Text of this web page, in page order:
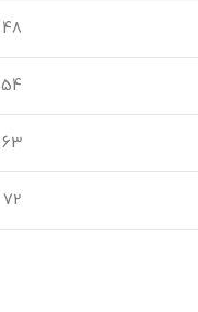
48
54
63
72